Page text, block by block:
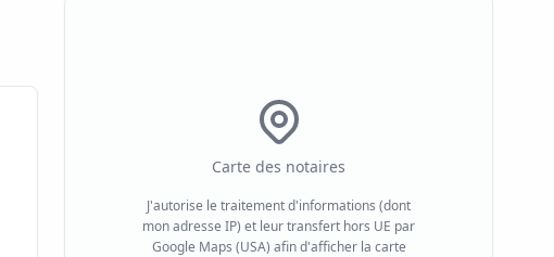
Carte des notaires
J'autorise le traitement d'informations (dont
mon adresse IP) et leur transfert hors UE par
Google Maps (USA) afin d'afficher la carte